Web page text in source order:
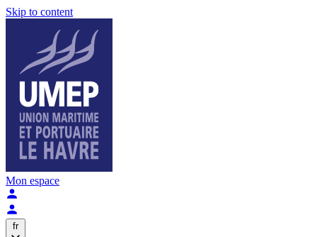
Skip to content
Mon espace
fr